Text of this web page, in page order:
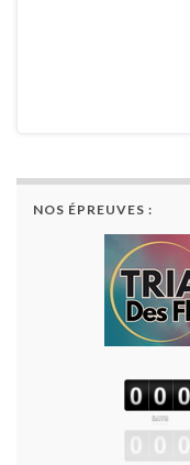
NOS ÉPREUVES :